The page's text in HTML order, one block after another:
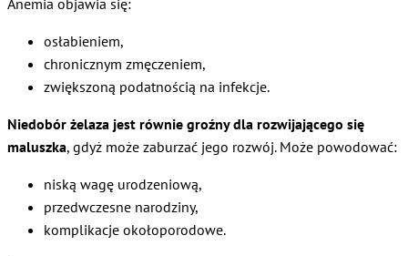
osłabieniem,
chronicznym zmęczeniem,
zwiększoną podatnością na infekcje.
Niedobór żelaza jest równie groźny dla rozwijającego się
maluszka, gdyż może zaburzać jego rozwój. Może powodować:
niską wagę urodzeniową,
przedwczesne narodziny,
komplikacje okołoporodowe.